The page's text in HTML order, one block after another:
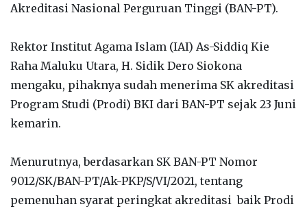
Akreditasi Nasional Perguruan Tinggi (BAN-PT).
Rektor Institut Agama Islam (IAI) As-Siddiq Kie
Raha Maluku Utara, H. Sidik Dero Siokona
mengaku, pihaknya sudah menerima SK akreditasi
Program Studi (Prodi) BKI dari BAN-PT sejak 23 Juni
kemarin.
Menurutnya, berdasarkan SK BAN-PT Nomor
9012/SK/BAN-PT/Ak-PKP/S/VI/2021, tentang
pemenuhan syarat peringkat akreditasi baik Prodi